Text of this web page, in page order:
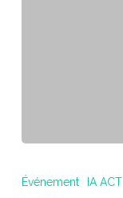
l’IA
Événement IA ACT